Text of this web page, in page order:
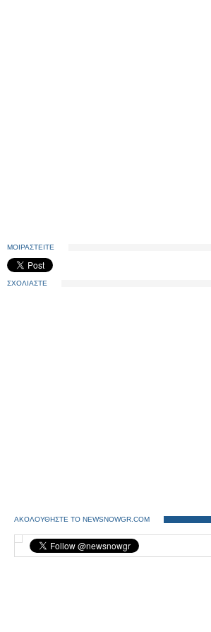
ΜΟΙΡΑΣΤΕΙΤΕ
ΣΧΟΛΙΑΣΤΕ
ΑΚΟΛΟΥΘΗΣΤΕ ΤΟ NEWSNOWGR.COM